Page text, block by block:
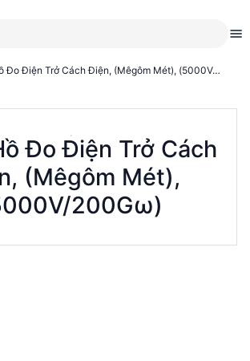
Đồng Hồ Đo Điện Trở Cách Điện, (Mêgôm Mét), (5000V/200Gω)
Đo Điện Trở Cách
(Mêgôm Mét),
200Gω)